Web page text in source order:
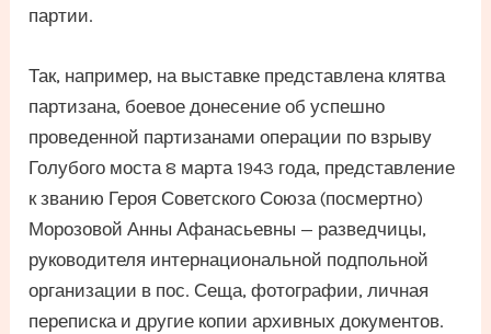
партии.
Так, например, на выставке представлена клятва
партизана, боевое донесение об успешно
проведенной партизанами операции по взрыву
Голубого моста 8 марта 1943 года, представление
к званию Героя Советского Союза (посмертно)
Морозовой Анны Афанасьевны — разведчицы,
руководителя интернациональной подпольной
организации в пос. Сеща, фотографии, личная
переписка и другие копии архивных документов.